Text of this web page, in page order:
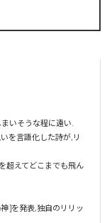
いそうな程に遠い.
を言語化した詩が,リ
超えてどこまでも飛ん
]を発表,独自のリリッ